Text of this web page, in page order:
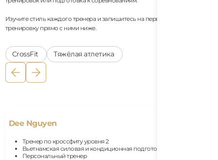
Изучите стиль каждого тренера и запишитесь на первую бесплатную
тренировку прямо с ними ниже.
CrossFit Тяжёлая атлетика
Dee Nguyen
Тренер по кроссфиту уровня 2
Вьетнамская силовая и кондиционная подготовка
Персональный тренер